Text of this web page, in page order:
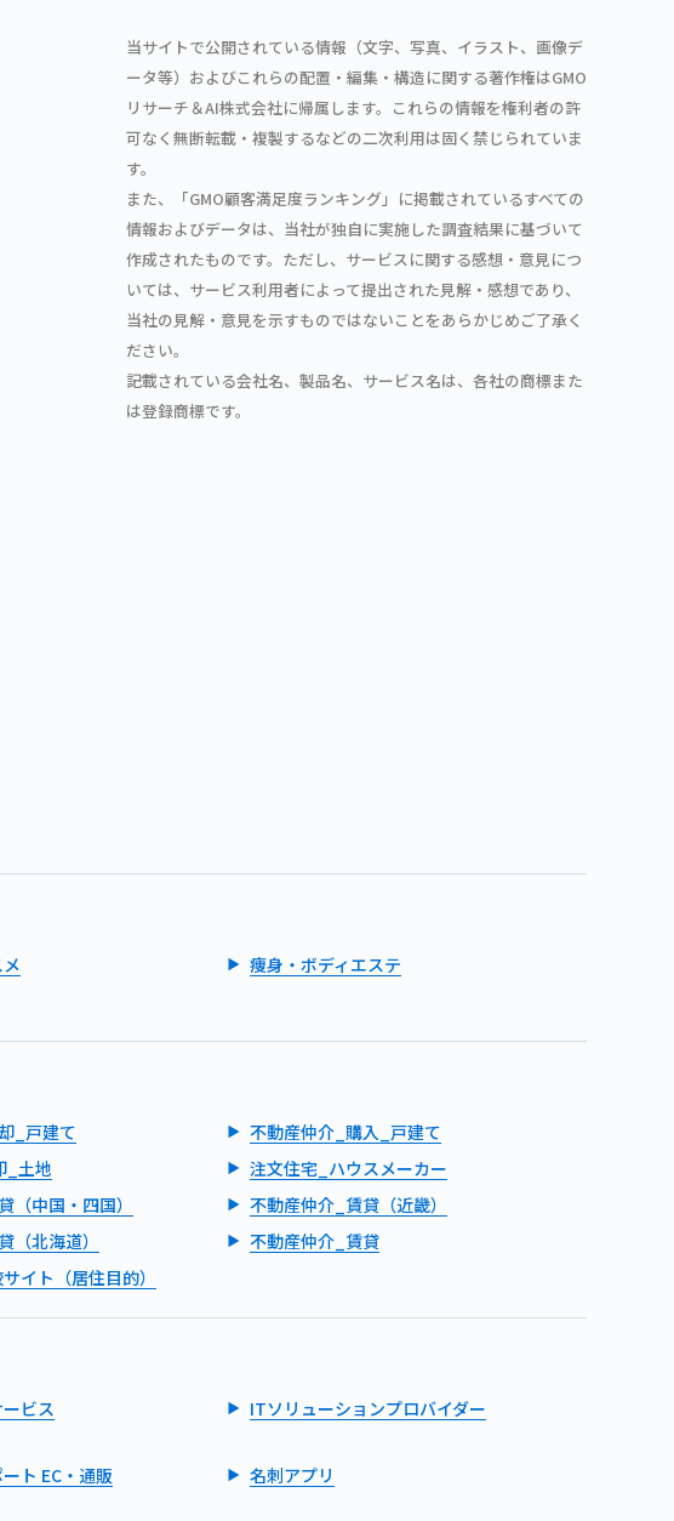
当サイトで公開されている情報（文字、写真、イラスト、画像デ
ータ等）およびこれらの配置・編集・構造に関する著作権はGMO
リサーチ＆AI株式会社に帰属します。これらの情報を権利者の許
可なく無断転載・複製するなどの二次利用は固く禁じられていま
す。
また、「GMO顧客満足度ランキング」に掲載されているすべての
情報およびデータは、当社が独自に実施した調査結果に基づいて
作成されたものです。ただし、サービスに関する感想・意見につ
いては、サービス利用者によって提出された見解・感想であり、
当社の見解・意見を示すものではないことをあらかじめご了承く
ださい。
記載されている会社名、製品名、サービス名は、各社の商標また
は登録商標です。
痩身・ボディエステ
_戸建て
不動産仲介_購入_戸建て
_土地
注文住宅_ハウスメーカー
（中国・四国）
不動産仲介_賃貸（近畿）
（北海道）
不動産仲介_賃貸
イト（居住目的）
ビス ITソリューションプロバイダー
ト EC・通販
名刺アプリ